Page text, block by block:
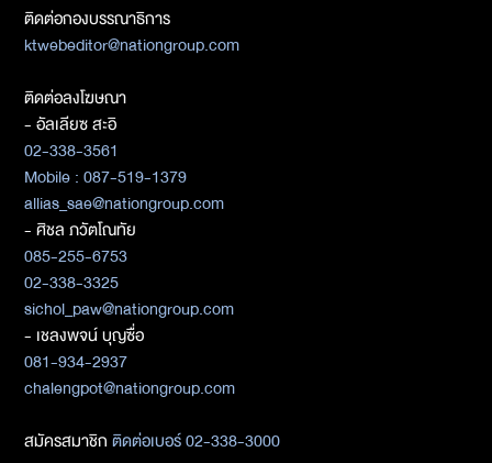
ติดต่อกองบรรณาธิการ
ktwebeditor@nationgroup.com
ติดต่อลงโฆษณา
- อัลเลียซ สะอิ
02-338-3561
Mobile : 087-519-1379
allias_sae@nationgroup.com
- ศิชล ภวัตโณทัย
085-255-6753
02-338-3325
sichol_paw@nationgroup.com
- เชลงพจน์ บุญซื่อ
081-934-2937
chalengpot@nationgroup.com
สมัครสมาชิกติดต่อเบอร์ 02-338-3000